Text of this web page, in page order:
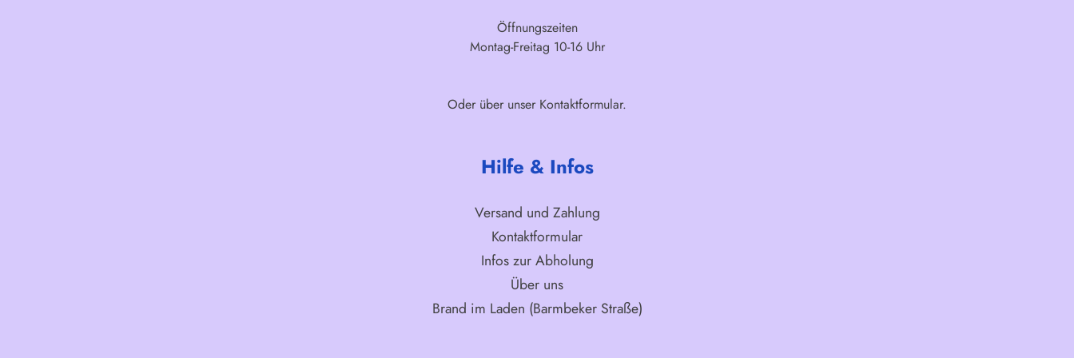
Öffnungszeiten
Montag-Freitag 10-16 Uhr
Oder über unser Kontaktformular.
Hilfe & Infos
Versand und Zahlung
Kontaktformular
Infos zur Abholung
Über uns
Brand im Laden (Barmbeker Straße)